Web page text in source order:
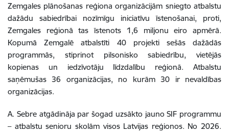
Zemgales plānošanas reģiona organizācijām sniegto atbalstu
dažādu sabiedrībai nozīmīgu iniciatīvu īstenošanai, proti,
Zemgales reģionā tas īstenots 1,6 miljonu eiro apmērā.
Kopumā Zemgalē atbalstīti 40 projekti sešās dažādās
programmās, stiprinot pilsonisko sabiedrību, vietējās
kopienas un iedzīvotāju līdzdalību reģionā. Atbalstu
saņēmušas 36 organizācijas, no kurām 30 ir nevaldības
organizācijas.
A. Sebre atgādināja par šogad uzsākto jauno SIF programmu
– atbalstu senioru skolām visos Latvijas reģionos. No 2026.